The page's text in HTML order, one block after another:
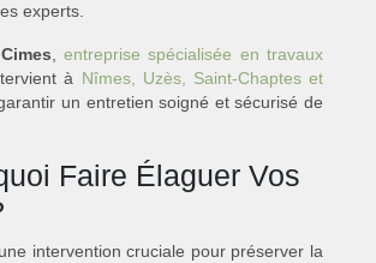
experts.
,entreprise spécialisée en travaux
à Nîmes, Uzès, Saint-Chaptes et
un entretien soigné et sécurisé de
Faire Élaguer Vos
intervention cruciale pour préserver la